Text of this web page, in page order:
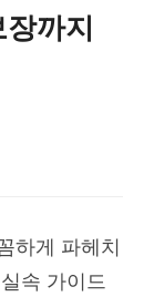
까지
하게 파헤치
속 가이드